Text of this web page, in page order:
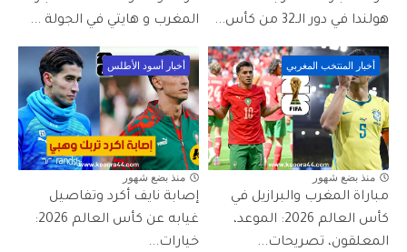
هولندا في دور الـ32 من كأس...
المغرب و هايتي في الجولة ...
أخبار المنتخب المغربي
منذ بضع شهور
مباراة المغرب والبرازيل في
كأس العالم 2026: الموعد،
المعلقون، تصريحات...
أخبار أسود الأطلس
منذ بضع شهور
إصابة نايف أكرد وتفاصيل
غيابه عن كأس العالم 2026:
خيارات...